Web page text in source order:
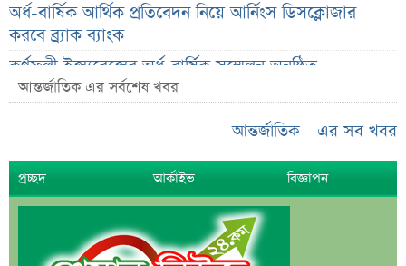
অর্ধ-বার্ষিক আর্থিক প্রতিবেদন নিয়ে আর্নিংস ডিসক্লোজার
করবে ব্র্যাক ব্যাংক
কর্ণফুলী ইন্স্যুরেন্সের অর্ধ-বার্ষিক সম্মেলন অনুষ্ঠিত
৭৫ হাজার ২৮৩ শেয়ার মনোনীত উত্তরাধিকারীর নামে
০৬ আগস্ট লেনদেনের শীর্ষ ১০ শেয়ার
০৬ আগস্ট দর পতনের শীর্ষ ১০ শেয়ার
০৬ আগস্ট দর বৃদ্ধির শীর্ষ ১০ শেয়ার
আন্তর্জাতিক এর সর্বশেষ খবর
আন্তর্জাতিক - এর সব খবর
প্রচ্ছদ আর্কাইভ বিজ্ঞাপন